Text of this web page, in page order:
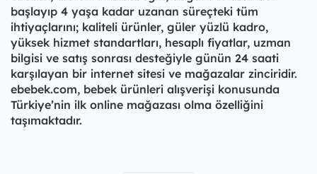
başlayıp 4 yaşa kadar uzanan süreçteki tüm
ihtiyaçlarını; kaliteli ürünler, güler yüzlü kadro,
yüksek hizmet standartları, hesaplı fiyatlar, uzman
bilgisi ve satış sonrası desteğiyle günün 24 saati
karşılayan bir internet sitesi ve mağazalar zinciridir.
ebebek.com, bebek ürünleri alışverişi konusunda
Türkiye’nin ilk online mağazası olma özelliğini
taşımaktadır.